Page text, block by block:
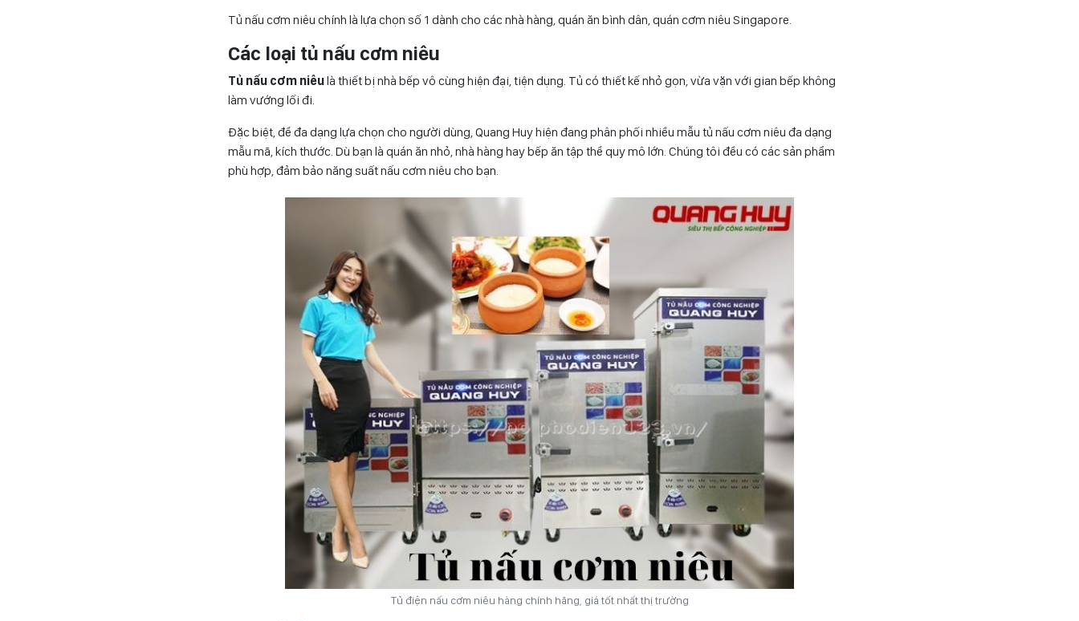
Tủ nấu cơm niêu chính là lựa chọn số 1 dành cho các nhà hàng, quán ăn bình dân, quán cơm niêu Singapore.
Các loại tủ nấu cơm niêu
Tủ nấu cơm niêulà thiết bị nhà bếp vô cùng hiện đại, tiện dụng. Tủ có thiết kế nhỏ gọn, vừa vặn với gian bếp không
làm vướng lối đi.
Đặc biệt, để đa dạng lựa chọn cho người dùng, Quang Huy hiện đang phân phối nhiều mẫu tủ nấu cơm niêu đa dạng
mẫu mã, kích thước. Dù bạn là quán ăn nhỏ, nhà hàng hay bếp ăn tập thể quy mô lớn. Chúng tôi đều có các sản phẩm
phù hợp, đảm bảo năng suất nấu cơm niêu cho bạn.
Tủ điện nấu cơm niêu hàng chính hãng, giá tốt nhất thị trường